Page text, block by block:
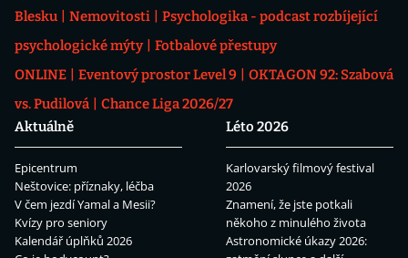
Blesku
Nemovitosti
Psychologika - podcast rozbíjející
psychologické mýty
Fotbalové přestupy
ONLINE
Eventový prostor Level 9
OKTAGON 92: Szabová
vs. Pudilová
Chance Liga 2026/27
Aktuálně
Epicentrum
Neštovice: příznaky, léčba
V čem jezdí Yamal a Mesii?
Kvízy pro seniory
Kalendář úplňků 2026
Léto 2026
Karlovarský filmový festival
2026
Znamení, že jste potkali
někoho z minulého života
Astronomické úkazy 2026: